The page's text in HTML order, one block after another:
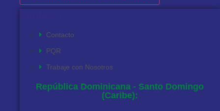
Contacto
PQR
Trabaje con Nosotros
República Dominicana - Santo Domingo
(Caribe):